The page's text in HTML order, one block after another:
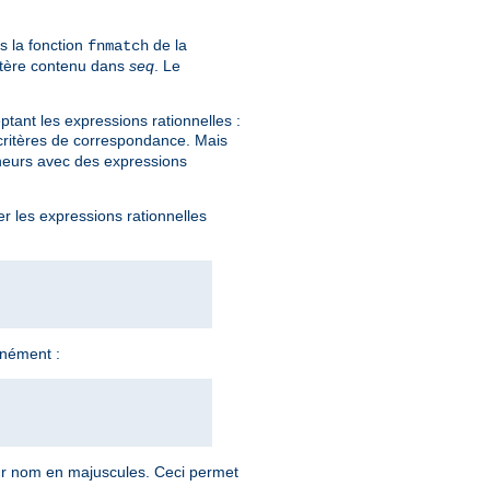
la fonction fnmatch de la
contenu dans seq . Le
les expressions rationnelles :
de correspondance. Mais
avec des expressions
les expressions rationnelles
:
nom en majuscules. Ceci permet